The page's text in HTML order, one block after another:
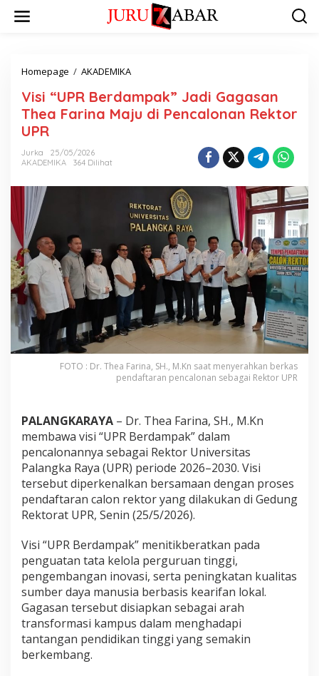
Homepage / AKADEMIKA
Visi “UPR Berdampak” Jadi Gagasan
Thea Farina Maju di Pencalonan Rektor
UPR
Jurka
25/05/2026
AKADEMIKA
364 Dilihat
FOTO : Dr. Thea Farina, SH., M.Kn saat menyerahkan berkas
pendaftaran pencalonan sebagai Rektor UPR
PALANGKARAYA – Dr. Thea Farina, SH., M.Kn
membawa visi “UPR Berdampak” dalam
pencalonannya sebagai Rektor Universitas
Palangka Raya (UPR) periode 2026–2030. Visi
tersebut diperkenalkan bersamaan dengan proses
pendaftaran calon rektor yang dilakukan di Gedung
Rektorat UPR, Senin (25/5/2026).
Visi “UPR Berdampak” menitikberatkan pada
penguatan tata kelola perguruan tinggi,
pengembangan inovasi, serta peningkatan kualitas
sumber daya manusia berbasis kearifan lokal.
Gagasan tersebut disiapkan sebagai arah
transformasi kampus dalam menghadapi
tantangan pendidikan tinggi yang semakin
berkembang.